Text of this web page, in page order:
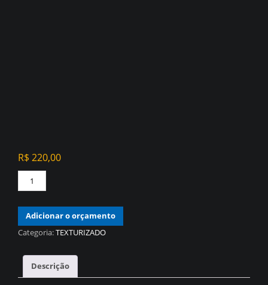
R$ 220,00
PAPEL
DE
PAREDE
VINÍLICO
TEXTURZADO
C/
Adicionar o orçamento
Categoria:TEXTURIZADO
Descrição